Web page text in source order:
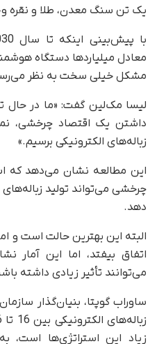
یک تن سنگ معدن، طلا و نقره
معادل میلیاردها دستگاه
مشکل خیلی سخت به نظر
لیسا مک‌لین گفت: «ما در حال
داشتن یک اقتصاد چرخشی،
زباله‌های الکترونیکی برسیم.»
این مطالعه نشان می‌دهد که
دهد.
اتفاق بیفتد، اما این آمار
می‌توانند تأثیر زیادی داشته
زیاد این استراتژی‌ها